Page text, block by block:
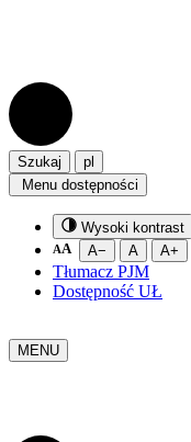
Szukaj
pl
Menu dostępności
Wysoki kontrast
AA A− A A+
Tłumacz PJM
Dostępność UŁ
MENU